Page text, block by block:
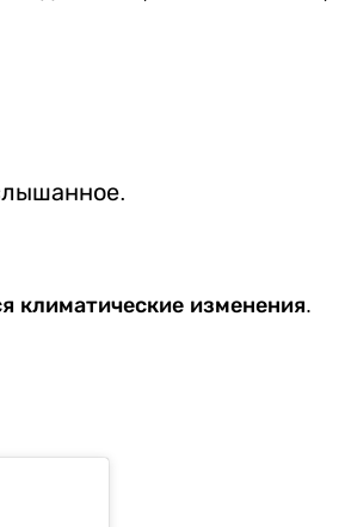
климатические изменения.